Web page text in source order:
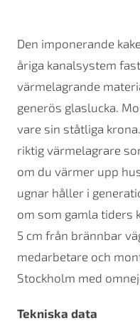
Den imponerande
åriga kanalsystem
värmelagrande
generös glaslucka.
vare sin ståtliga
riktig värmelagrare
om du värmer upp
ugnar håller i
om som gamla tiders
5 cm från brännbar
medarbetare och
Stockholm med
Tekniska data